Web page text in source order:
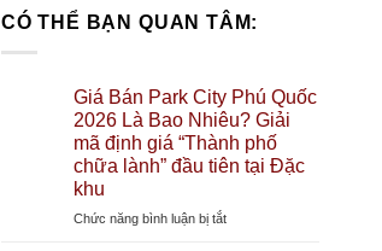
CÓ THỂ BẠN QUAN TÂM:
Giá Bán Park City Phú Quốc
2026 Là Bao Nhiêu? Giải
mã định giá “Thành phố
chữa lành” đầu tiên tại Đặc
khu
Chức năng bình luận bị tắtở